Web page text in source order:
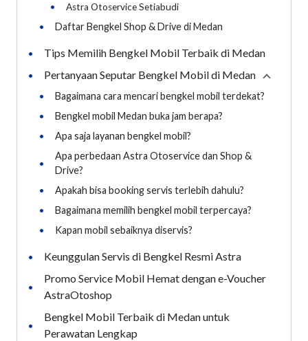
•
Astra Otoservice Setiabudi
• Daftar Bengkel Shop & Drive di Medan
• Tips Memilih Bengkel Mobil Terbaik di Medan
• Pertanyaan Seputar Bengkel Mobil di Medan Collapse
•
Bagaimana cara mencari bengkel mobil terdekat?
•
Bengkel mobil Medan buka jam berapa?
•
Apa saja layanan bengkel mobil?
•
Apa perbedaan Astra Otoservice dan Shop &
Drive?
•
Apakah bisa booking servis terlebih dahulu?
•
Bagaimana memilih bengkel mobil terpercaya?
•
Kapan mobil sebaiknya diservis?
• Keunggulan Servis di Bengkel Resmi Astra
•
Promo Service Mobil Hemat dengan e-Voucher
AstraOtoshop
•
Bengkel Mobil Terbaik di Medan untuk
Perawatan Lengkap